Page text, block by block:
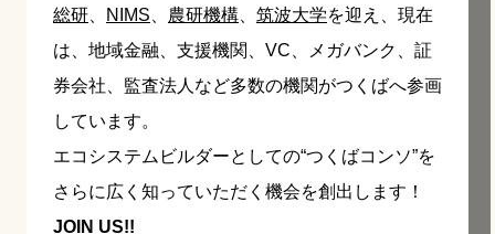
総研
NIMS 農研機構 筑波大学を迎え、現在
は、地域金融、支援機関、VC、メガバンク、証
券会社、監査法人など多数の機関がつくばへ参画
しています。
エコシステムビルダーとしての“つくばコンソ”を
さらに広く知っていただく機会を創出します！
JOIN US!!